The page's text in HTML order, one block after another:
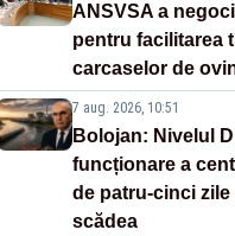
ANSVSA a
pentru facilitarea
carcaselor de
7 aug. 2026, 10:51
Bolojan: Nivelul
funcționare a
de patru-cinci
scădea